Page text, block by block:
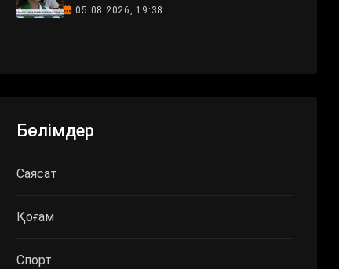
05.08.2026, 19:38
Бөлімдер
Саясат
Қоғам
Спорт